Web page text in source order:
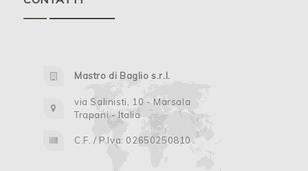
Mastro di Baglio s.r.l.
via Salinisti, 10 - Marsala
Trapani - Italia
C.F. / P.Iva: 02650250810